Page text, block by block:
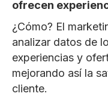
ofrecen
¿Cómo? El
analizar datos de
experiencias y
mejorando así la
cliente.